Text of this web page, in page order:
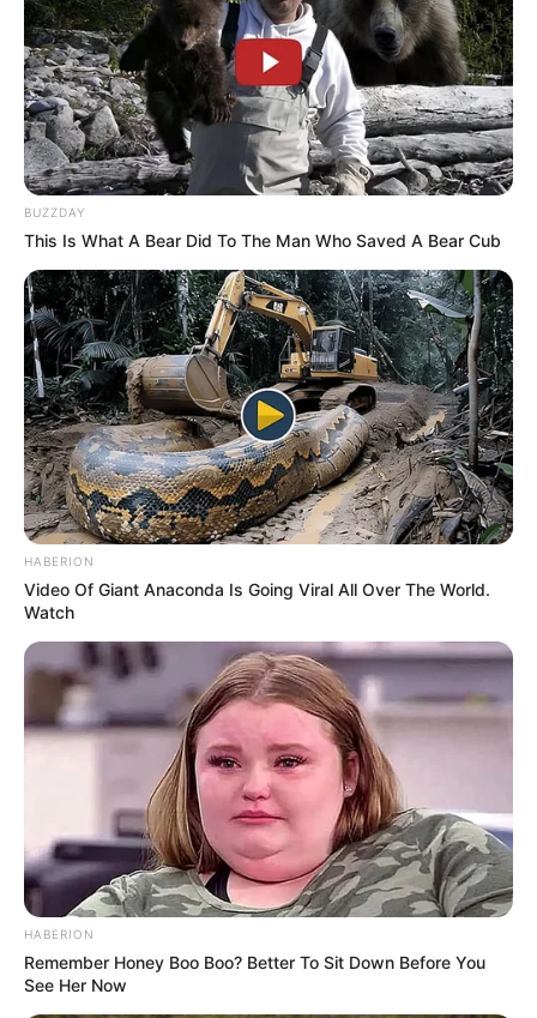
BUZZDAY
This Is What A Bear Did To The Man Who Saved A Bear Cub
HABERION
Video Of Giant Anaconda Is Going Viral All Over The World.
Watch
HABERION
Remember Honey Boo Boo? Better To Sit Down Before You
See Her Now